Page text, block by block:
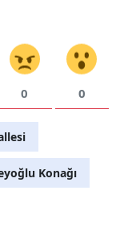
0 0
Konağı